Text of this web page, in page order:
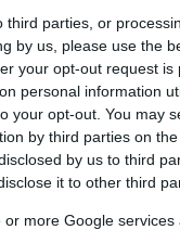
parties, or
by us, please use the
your opt-out request is
personal information
your opt-out. You may
by third parties on the
by us to third
it to other third
more Google
csapjon át mások
fordulatok várhatók,